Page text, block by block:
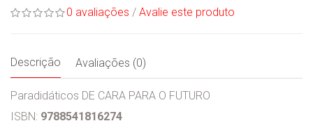
0 avaliações / Avalie este produto
Descrição Avaliações (0)
Paradidáticos DE CARA PARA O FUTURO
ISBN: 9788541816274